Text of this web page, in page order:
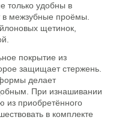
только удобны в
в межзубные проёмы.
щетинок,
покрытие из
защищает стержень.
делает
При изнашивании
из приобретённого
в комплекте